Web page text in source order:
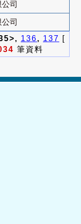
司
司
136, 137 [
筆資料